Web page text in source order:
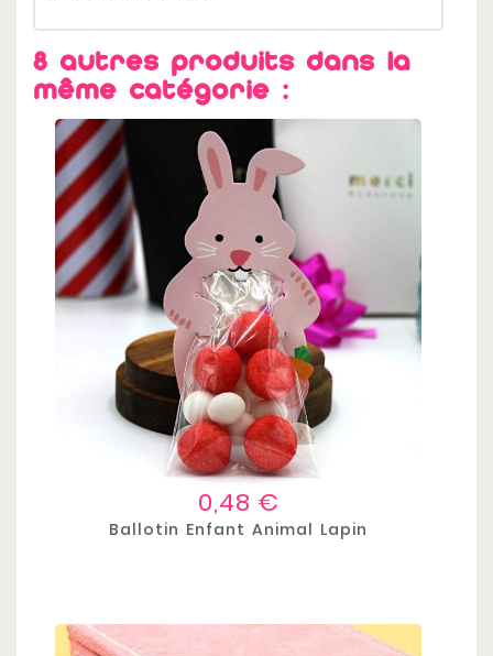
8 autres produits dans la
même catégorie :
Prix
0,48 €
Ballotin Enfant Animal Lapin